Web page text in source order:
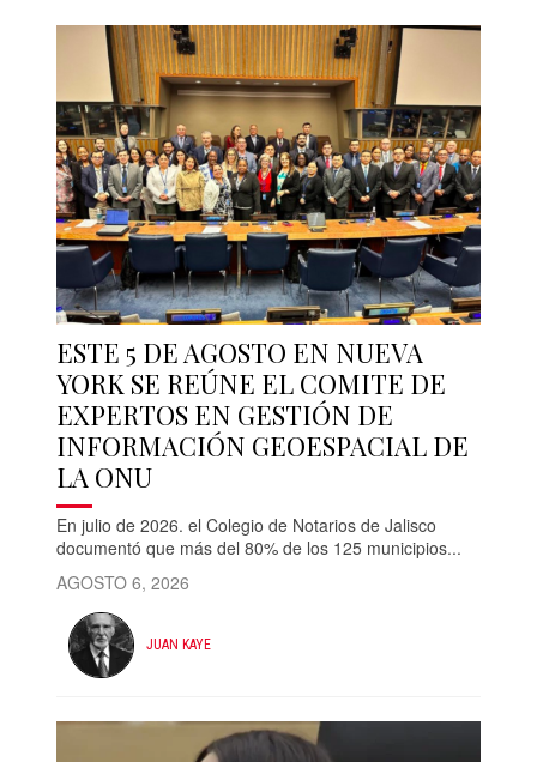
ESTE 5 DE AGOSTO EN NUEVA
YORK SE REÚNE EL COMITE DE
EXPERTOS EN GESTIÓN DE
INFORMACIÓN GEOESPACIAL DE
LA ONU
En julio de 2026. el Colegio de Notarios de Jalisco
documentó que más del 80% de los 125 municipios...
AGOSTO 6, 2026
JUAN KAYE